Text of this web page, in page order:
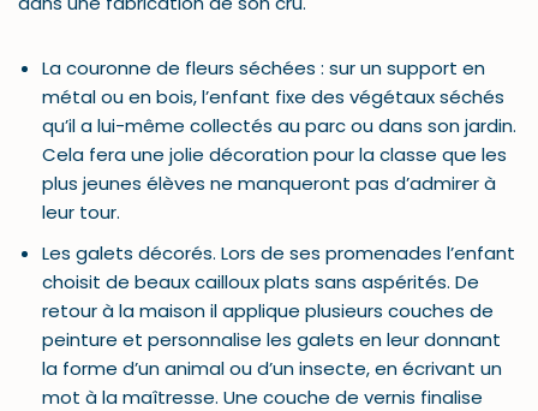
La couronne de fleurs séchées : sur un support en
métal ou en bois, l’enfant fixe des végétaux séchés
qu’il a lui-même collectés au parc ou dans son jardin.
Cela fera une jolie décoration pour la classe que les
plus jeunes élèves ne manqueront pas d’admirer à
leur tour.
Les galets décorés. Lors de ses promenades l’enfant
choisit de beaux cailloux plats sans aspérités. De
retour à la maison il applique plusieurs couches de
peinture et personnalise les galets en leur donnant
la forme d’un animal ou d’un insecte, en écrivant un
mot à la maîtresse. Une couche de vernis finalise